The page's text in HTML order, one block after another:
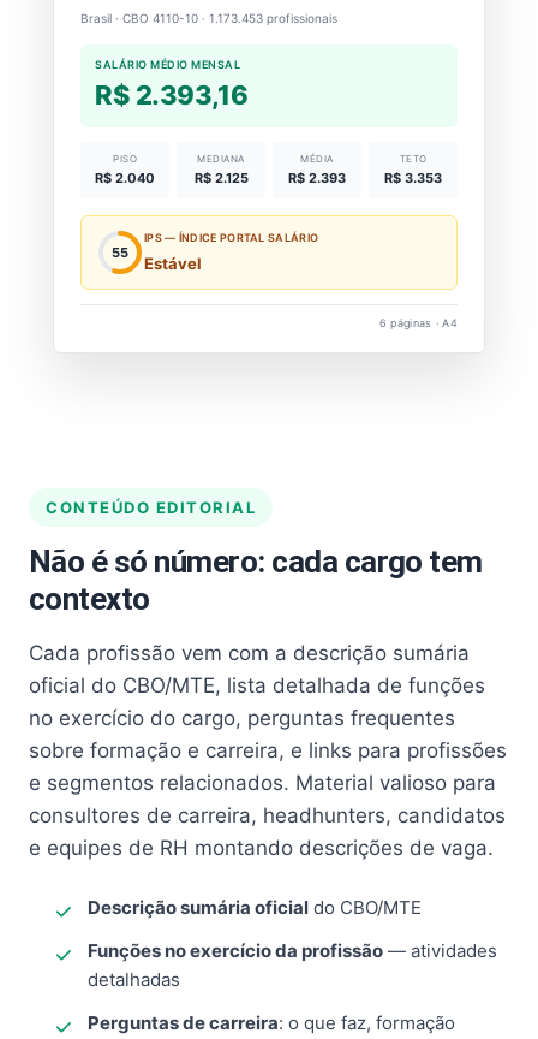
Brasil · CBO 4110-10 · 1.173.453 profissionais
SALÁRIO MÉDIO MENSAL
R$ 2.393,16
PISO
R$ 2.040
MEDIANA
R$ 2.125
MÉDIA
R$ 2.393
TETO
R$ 3.353
55
IPS — ÍNDICE PORTAL SALÁRIO
Estável
6 páginas · A4
CONTEÚDO EDITORIAL
Não é só número: cada cargo tem
contexto
Cada profissão vem com a descrição sumária
oficial do CBO/MTE, lista detalhada de funções
no exercício do cargo, perguntas frequentes
sobre formação e carreira, e links para profissões
e segmentos relacionados. Material valioso para
consultores de carreira, headhunters, candidatos
e equipes de RH montando descrições de vaga.
Descrição sumária oficial do CBO/MTE
Funções no exercício da profissão — atividades
detalhadas
Perguntas de carreira: o que faz, formação